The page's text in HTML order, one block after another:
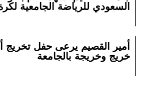
السعودي للرياضة الجامعية
خريج وخريجة بالجامعة